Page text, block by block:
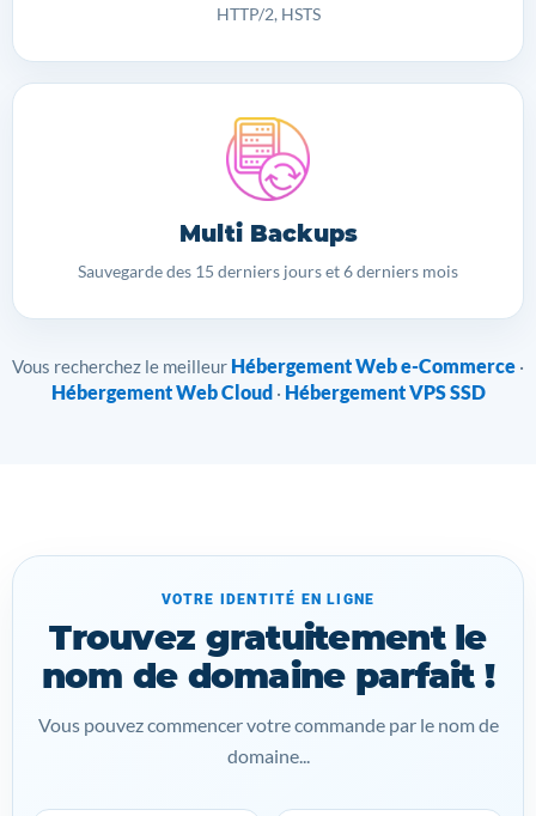
HTTP/2, HSTS
Multi Backups
Sauvegarde des 15 derniers jours et 6 derniers mois
Vous recherchez le meilleur Hébergement Web e-Commerce ·
Hébergement Web Cloud · Hébergement VPS SSD
VOTRE IDENTITÉ EN LIGNE
Trouvez gratuitement le
nom de domaine parfait !
Vous pouvez commencer votre commande par le nom de
domaine...